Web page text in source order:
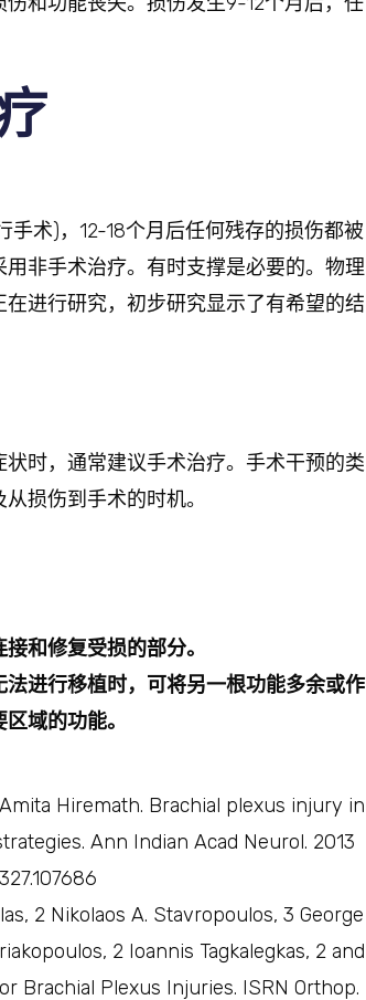
术)，12-18个月后任何残存的损伤都被
非手术治疗。有时支撑是必要的。物理
进行研究，初步研究显示了有希望的结
时，通常建议手术治疗。手术干预的类
损伤到手术的时机。
和修复受损的部分。
进行移植时，可将另一根功能多余或作
域的功能。
Hiremath. Brachial plexus injury in
Ann Indian Acad Neurol. 2013
2 Nikolaos A. Stavropoulos, 3 George
2 Ioannis Tagkalegkas, 2 and
Brachial Plexus Injuries. ISRN Orthop.